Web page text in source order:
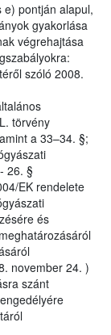
e) pontján alapul,
gyakorlása
végrehajtása
szóló 2008.
törvény
a 33–34. §;
26. §
EK rendelete
és
november 24. )
szánt